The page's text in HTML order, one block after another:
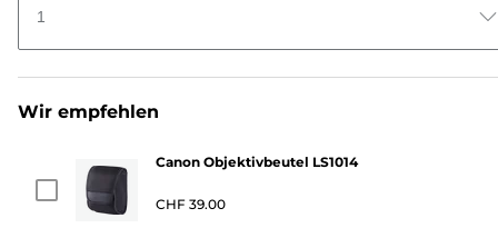
1
Wir empfehlen
Canon Objektivbeutel LS1014
CHF 39.00